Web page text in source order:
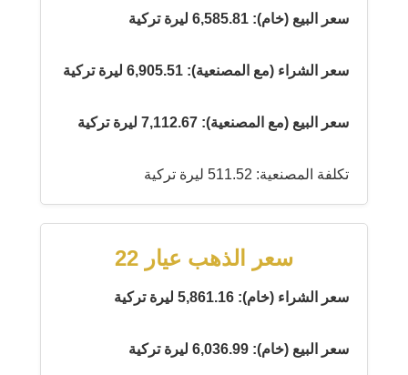
سعر البيع (خام): 6,585.81 ليرة تركية
سعر الشراء (مع المصنعية): 6,905.51 ليرة تركية
سعر البيع (مع المصنعية): 7,112.67 ليرة تركية
تكلفة المصنعية: 511.52 ليرة تركية
سعر الذهب عيار 22
سعر الشراء (خام): 5,861.16 ليرة تركية
سعر البيع (خام): 6,036.99 ليرة تركية